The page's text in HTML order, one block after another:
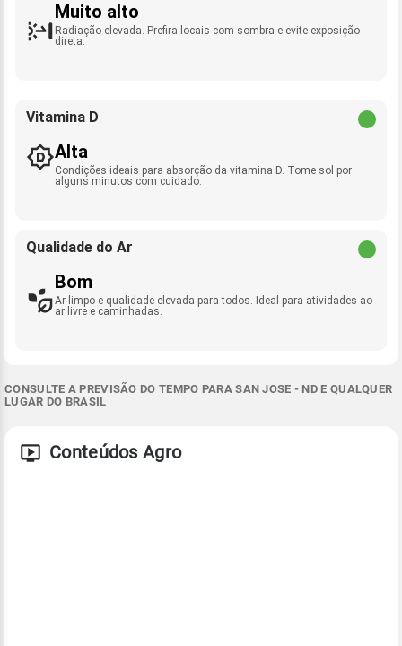
Muito alto
Radiação elevada. Prefira locais com sombra e evite exposição
direta.
Vitamina D
Alta
Condições ideais para absorção da vitamina D. Tome sol por
alguns minutos com cuidado.
Qualidade do Ar
Bom
Ar limpo e qualidade elevada para todos. Ideal para atividades ao
ar livre e caminhadas.
CONSULTE A PREVISÃO DO TEMPO PARA SAN JOSE - ND E QUALQUER
LUGAR DO BRASIL
Conteúdos Agro